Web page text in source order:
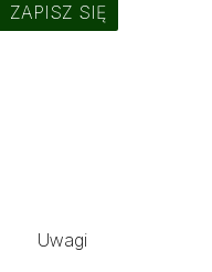
ZAPISZ SIĘ
Uwagi